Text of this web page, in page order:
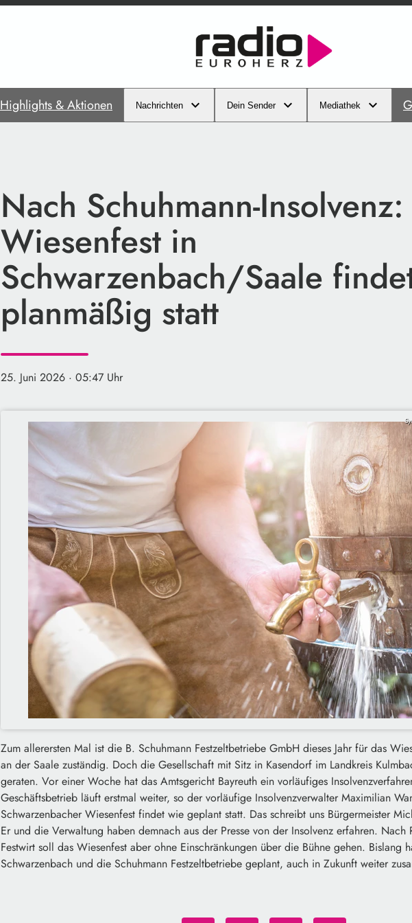
Highlights & Aktionen Nachrichten Dein Sender Mediathek
Nach Schuhmann-Insolvenz:
Wiesenfest in
Schwarzenbach/Saale
planmäßig statt
25. Juni 2026 · 05:47 Uhr
Zum allerersten Mal ist die B. Schuhmann Festzeltbetriebe GmbH dieses Jahr für das
an der Saale zuständig. Doch die Gesellschaft mit Sitz in Kasendorf im Landkreis
geraten. Vor einer Woche hat das Amtsgericht Bayreuth ein vorläufiges
Geschäftsbetrieb läuft erstmal weiter, so der vorläufige Insolvenzverwalter Maximilian
Schwarzenbacher Wiesenfest findet wie geplant statt. Das schreibt uns Bürgermeister
Er und die Verwaltung haben demnach aus der Presse von der Insolvenz erfahren. Nach
Festwirt soll das Wiesenfest aber ohne Einschränkungen über die Bühne gehen. Bislang
Schwarzenbach und die Schuhmann Festzeltbetriebe geplant, auch in Zukunft weiter